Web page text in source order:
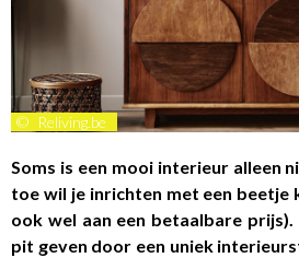
© Reliving.be
Soms is een mooi interieur alleen
toe wil je inrichten met een beetje
ook wel aan een betaalbare
pit geven door een uniek